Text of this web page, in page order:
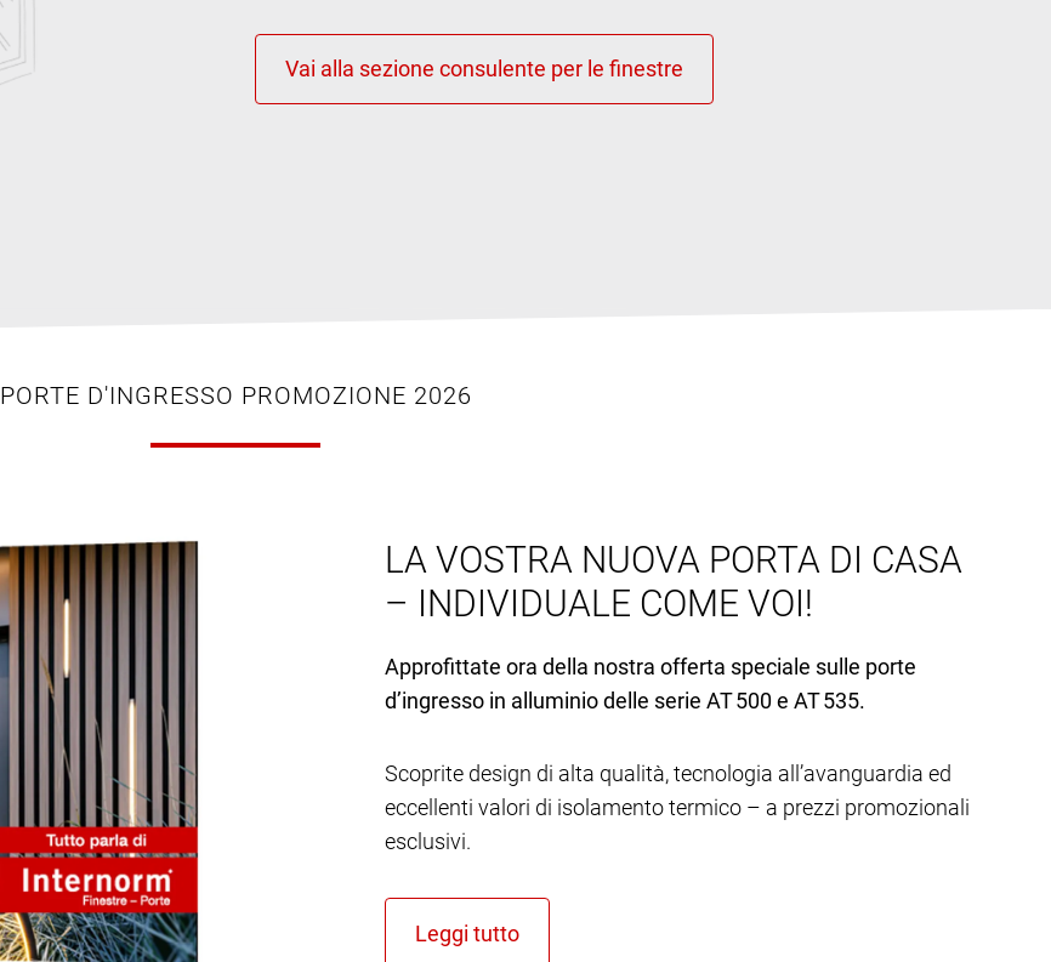
PORTE D'INGRESSO PROMOZIONE 2026
LA VOSTRA NUOVA PORTA DI CASA
– INDIVIDUALE COME VOI!
Approfittate ora della nostra offerta speciale sulle porte
d’ingresso in alluminio delle serie AT 500 e AT 535.
Scoprite design di alta qualità, tecnologia all’avanguardia ed
eccellenti valori di isolamento termico – a prezzi promozionali
esclusivi.